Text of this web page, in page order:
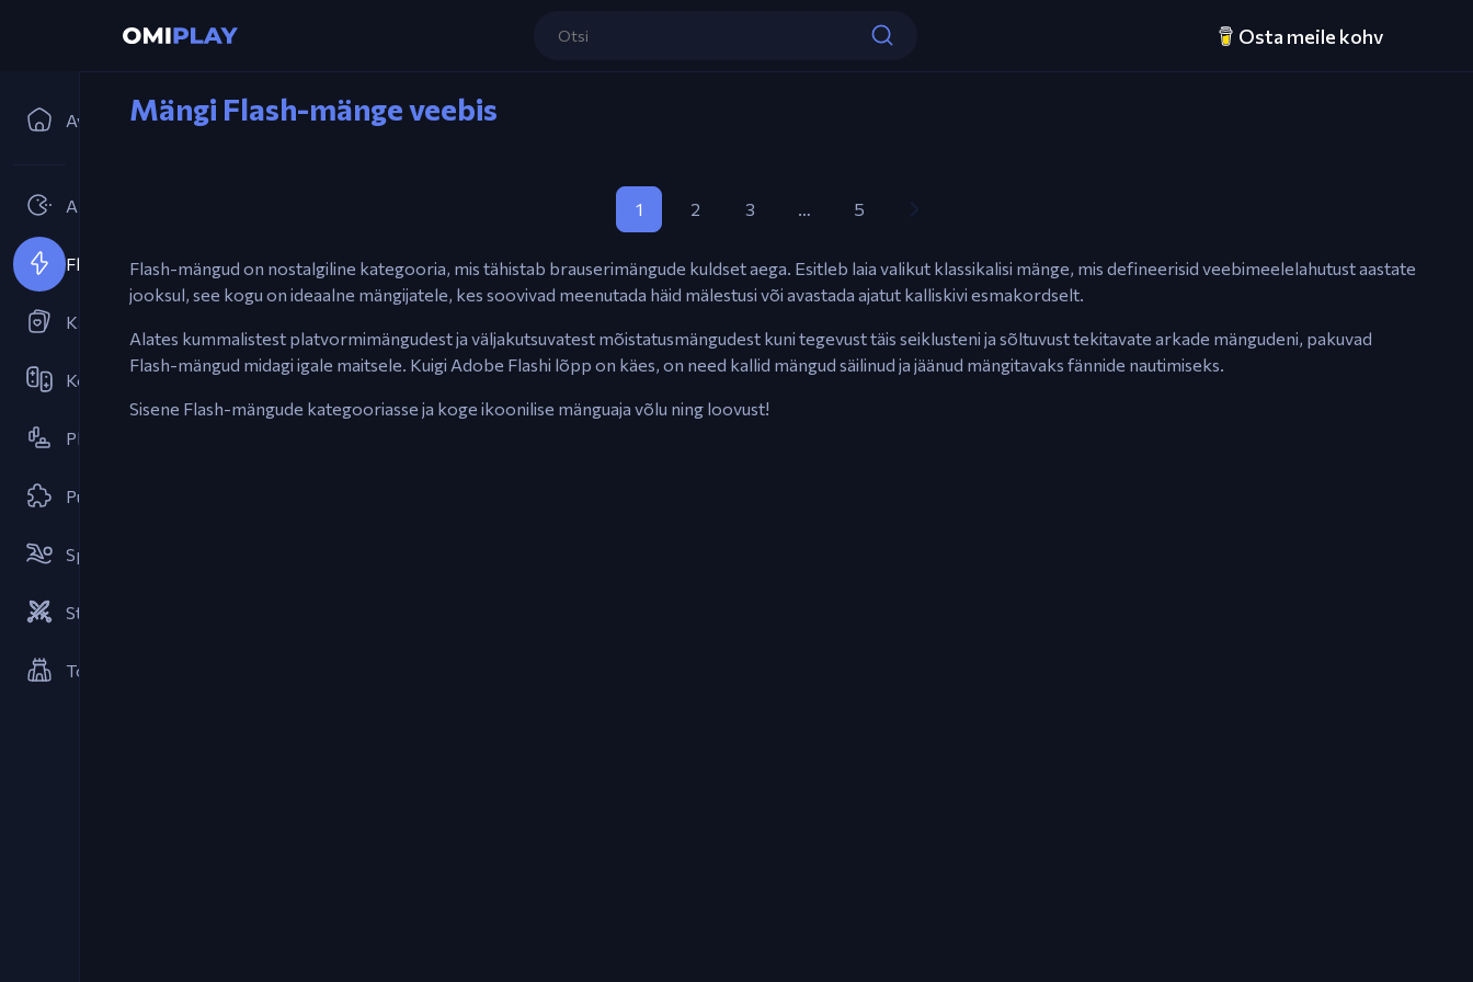
Osta meile kohv
Avaleht
Arcade'id
Flash-mängud
Kaardimängud
Koostöö
Platvormimäng
Pusle
Spordid
Strateegiad
Tower Defense mängud
Mängi Flash-mänge veebis
1 2 3 … 5
Flash-mängud on nostalgiline kategooria, mis tähistab brauserimängude kuldset aega. Esitleb laia valikut klassikalisi mänge, mis defineerisid veebimeelelahutust aastate
jooksul, see kogu on ideaalne mängijatele, kes soovivad meenutada häid mälestusi või avastada ajatut kalliskivi esmakordselt.
Alates kummalistest platvormimängudest ja väljakutsuvatest mõistatusmängudest kuni tegevust täis seiklusteni ja sõltuvust tekitavate arkade mängudeni, pakuvad
Flash-mängud midagi igale maitsele. Kuigi Adobe Flashi lõpp on käes, on need kallid mängud säilinud ja jäänud mängitavaks fännide nautimiseks.
Sisene Flash-mängude kategooriasse ja koge ikoonilise mänguaja võlu ning loovust!